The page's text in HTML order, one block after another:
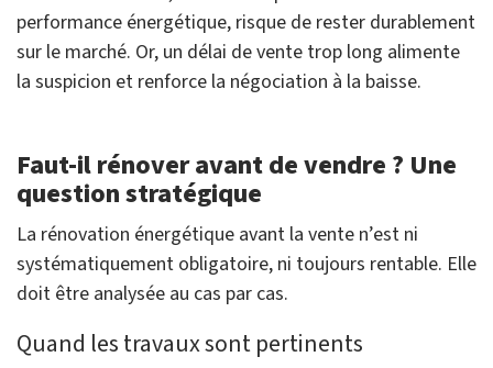
performance énergétique, risque de rester durablement
sur le marché. Or, un délai de vente trop long alimente
la suspicion et renforce la négociation à la baisse.
Faut-il rénover avant de vendre ? Une
question stratégique
La rénovation énergétique avant la vente n’est ni
systématiquement obligatoire, ni toujours rentable. Elle
doit être analysée au cas par cas.
Quand les travaux sont pertinents